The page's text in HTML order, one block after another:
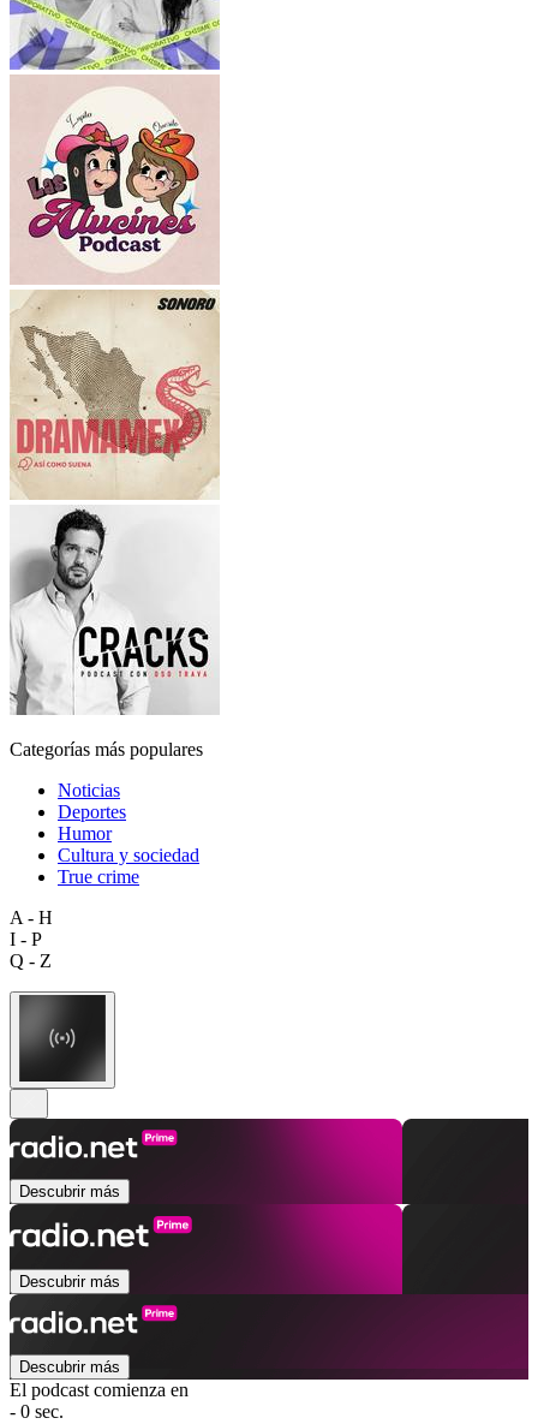
Categorías más populares
Noticias
Deportes
Humor
Cultura y sociedad
True crime
A - H
I - P
Q - Z
Descubrir más
Descubrir más
Descubrir más
El podcast comienza en
- 0 sec.